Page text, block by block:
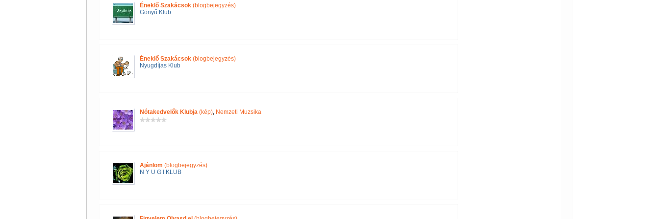
Éneklő Szakácsok(blogbejegyzés)
Gönyű Klub
Éneklő Szakácsok(blogbejegyzés)
Nyugdíjas Klub
Nótakedvelők Klubja(kép), Nemzeti Muzsika
Ajánlom (blogbejegyzés)
N Y U G I KLUB